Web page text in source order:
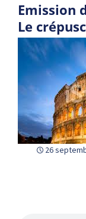
Emission
Le
26